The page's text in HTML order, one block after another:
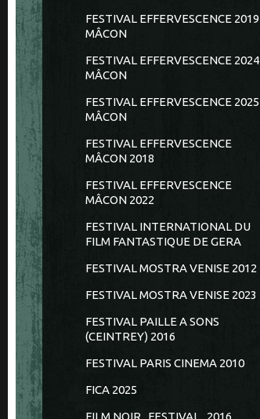
FESTIVAL EFFERVESCENCE 2019
MÂCON
FESTIVAL EFFERVESCENCE 2024
MÂCON
FESTIVAL EFFERVESCENCE 2025
MÂCON
FESTIVAL EFFERVESCENCE
MÂCON 2018
FESTIVAL EFFERVESCENCE
MÂCON 2022
FESTIVAL INTERNATIONAL DU
FILM FANTASTIQUE DE GERA
FESTIVAL MOSTRA VENISE 2012
FESTIVAL MOSTRA VENISE 2023
FESTIVAL PAILLE A SONS
(CEINTREY) 2016
FESTIVAL PARIS CINEMA 2010
FICA 2025